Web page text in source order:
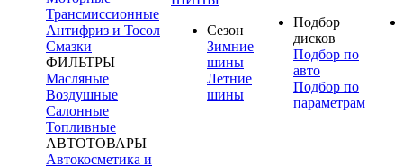
Трансмиссионные
Антифриз и Тосол
Смазки
ФИЛЬТРЫ
Масляные
Воздушные
Салонные
Топливные
АВТОТОВАРЫ
Автокосметика и
Сезон
Зимние
шины
Летние
шины
Подбор
дисков
Подбор по
авто
Подбор по
параметрам